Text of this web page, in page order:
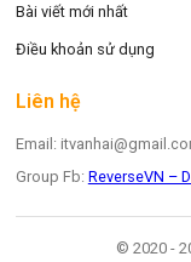
Bài viết mới nhất
Điều khoản sử dụng
Liên hệ
Email:
Group Fb: ReverseVN –
© 2020 -